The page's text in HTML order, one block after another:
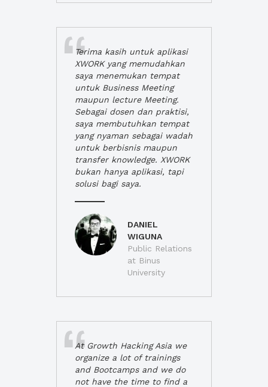
Terima kasih untuk aplikasi
XWORK yang memudahkan
saya menemukan tempat
untuk Business Meeting
maupun lecture Meeting.
Sebagai dosen dan praktisi,
saya membutuhkan tempat
yang nyaman sebagai wadah
untuk berbisnis maupun
transfer knowledge. XWORK
bukan hanya aplikasi, tapi
solusi bagi saya.
DANIEL
WIGUNA
Public Relations
at Binus
University
At Growth Hacking Asia we
organize a lot of trainings
and Bootcamps and we do
not have the time to find a